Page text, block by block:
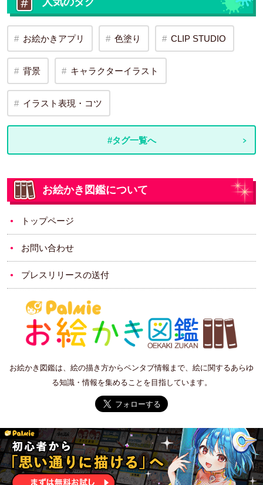
お絵かきアプリ 色塗り CLIP STUDIO
背景 キャラクターイラスト
イラスト表現・コツ
#タグ一覧へ
お絵かき図鑑について
トップページ
お問い合わせ
プレスリリースの送付
お絵かき図鑑は、絵の描き方からペンタブ情報まで、絵に関するあらゆ
る知識・情報を集めることを目指しています。